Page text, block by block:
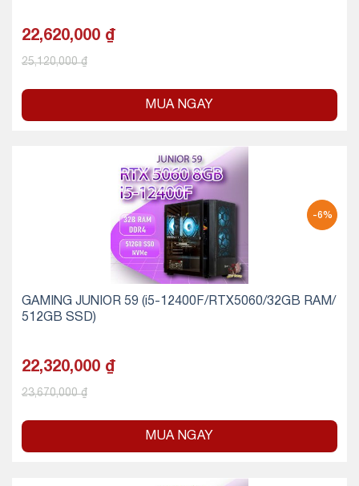
22,620,000 ₫
25,120,000₫
MUA NGAY
-6%
GAMING JUNIOR 59 (i5-12400F/RTX5060/32GB RAM/
512GB SSD)
22,320,000 ₫
23,670,000₫
MUA NGAY